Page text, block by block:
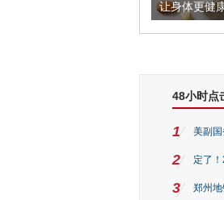
让身体更健
48小时点
1 美副
2 定了
3 郑州